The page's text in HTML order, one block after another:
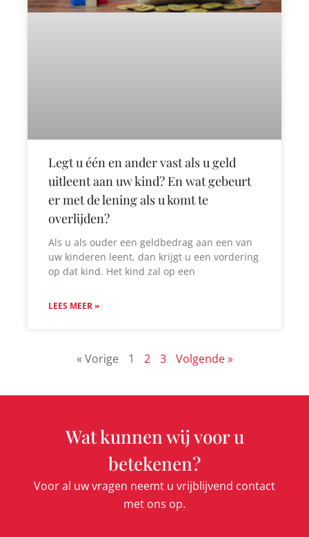
Legt u één en ander vast als u geld
uitleent aan uw kind? En wat gebeurt
er met de lening als u komt te
overlijden?
Als u als ouder een geldbedrag aan een van
uw kinderen leent, dan krijgt u een vordering
op dat kind. Het kind zal op een
LEES MEER »
« Vorige 1 2 3 Volgende »
Wat kunnen wij voor u
betekenen?
Voor al uw vragen neemt u vrijblijvend contact
met ons op.